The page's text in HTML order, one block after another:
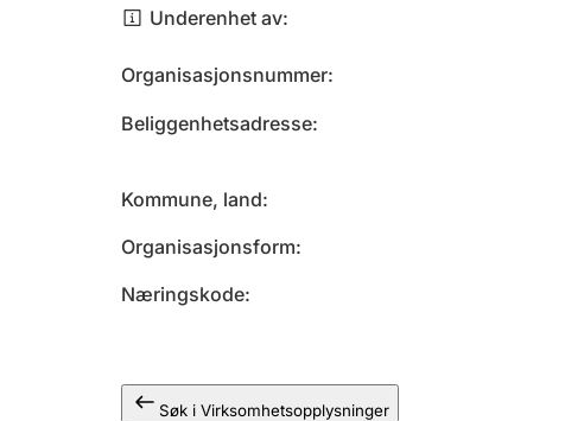
Underenhet av
Organisasjonsnummer
Beliggenhetsadresse
Kommune, land
Organisasjonsform
Næringskode
Søk i Virksomhetsopplysninger